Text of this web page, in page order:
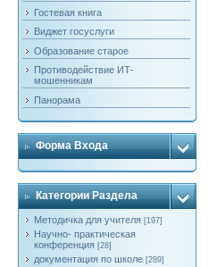
Гостевая книга
Виджет госуслуги
Образование старое
Противодействие ИТ-
мошенникам
Панорама
Форма Входа
Категории Раздела
Методичка для учителя [197]
Научно- практическая
конференция [28]
документация по школе [289]